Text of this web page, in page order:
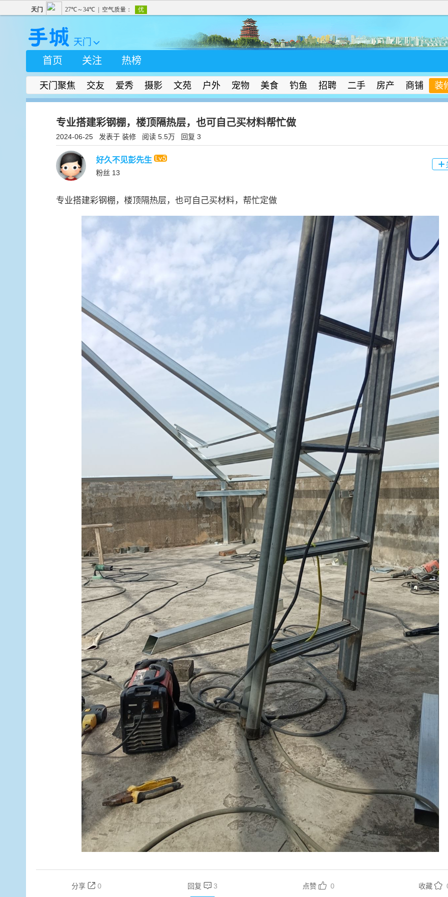
天门 
首页 关注 热榜
天门聚焦 交友 爱秀 摄影 文苑 户外 宠物 美食 钓鱼 招聘 二手 房产 商铺 装
专业搭建彩钢棚，楼顶隔热层，也可自己买材料帮忙做
2024-06-25 发表于 装修 阅读 5.5万 回复 3
好久不见彭先生
粉丝 13

专业搭建彩钢棚，楼顶隔热层，也可自己买材料，帮忙定做
分享  0 回复  3 点赞  0 收藏 